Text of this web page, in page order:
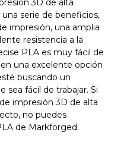
3D de alta
serie de beneficios,
impresión, una amplia
resistencia a la
PLA es muy fácil de
una excelente opción
buscando un
sea fácil de trabajar. Si
impresión 3D de alta
no puedes
de Markforged.